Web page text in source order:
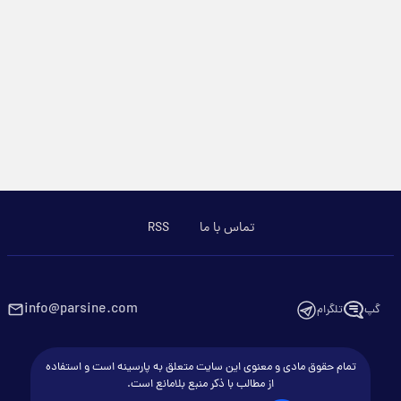
تماس با ما RSS
گپ تلگرام info@parsine.com
تمام حقوق مادی و معنوی این سایت متعلق به پارسینه است و استفاده
از مطالب با ذکر منبع بلامانع است.